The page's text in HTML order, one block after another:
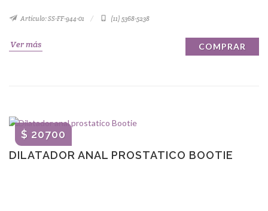
Artículo: SS-FF-944-01 (11) 5368-5238
Ver más COMPRAR
DILATADOR ANAL PROSTATICO BOOTIE
$ 20700